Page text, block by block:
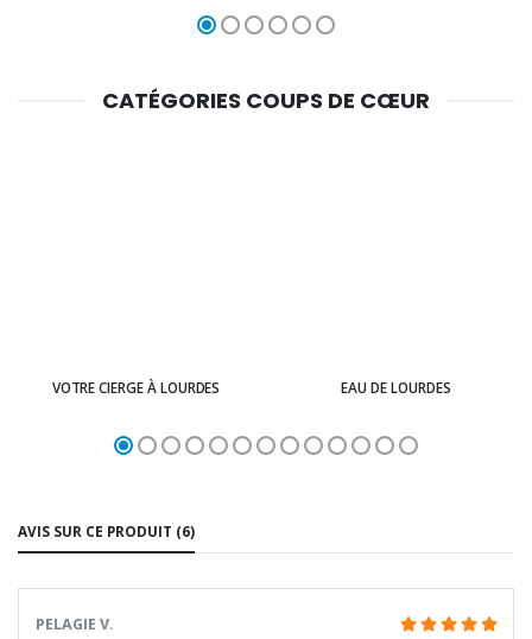
CATÉGORIES COUPS DE CŒUR
VOTRE CIERGE À LOURDES EAU DE LOURDES
AVIS SUR CE PRODUIT (6)
PELAGIE V.